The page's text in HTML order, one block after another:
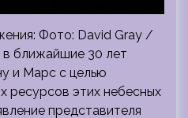
Фото: David Gray /
в ближайшие 30 лет
и Марс с целью
ресурсов этих небесных
представителя